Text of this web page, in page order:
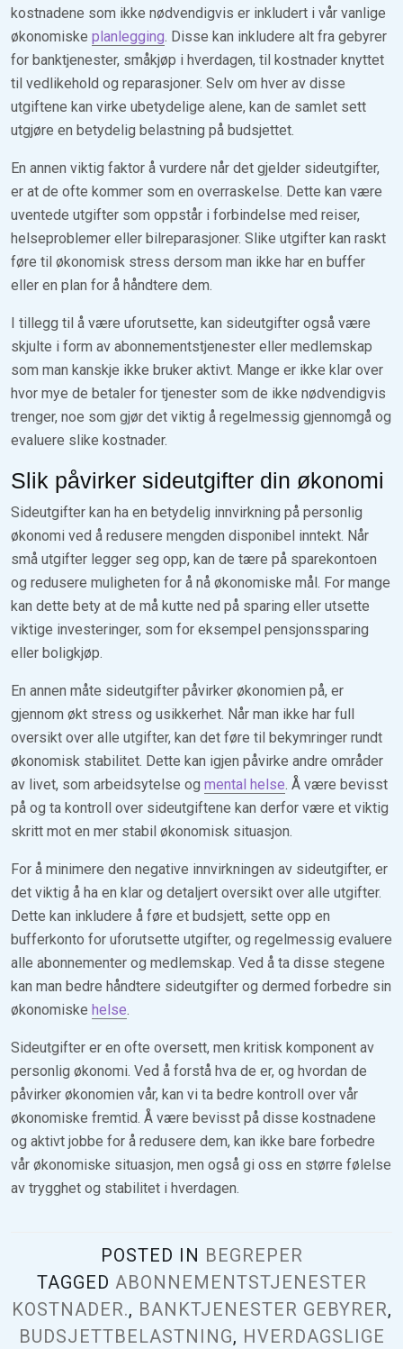
kostnadene som ikke nødvendigvis er inkludert i vår vanlige
økonomiske planlegging. Disse kan inkludere alt fra gebyrer
for banktjenester, småkjøp i hverdagen, til kostnader knyttet
til vedlikehold og reparasjoner. Selv om hver av disse
utgiftene kan virke ubetydelige alene, kan de samlet sett
utgjøre en betydelig belastning på budsjettet.
En annen viktig faktor å vurdere når det gjelder sideutgifter,
er at de ofte kommer som en overraskelse. Dette kan være
uventede utgifter som oppstår i forbindelse med reiser,
helseproblemer eller bilreparasjoner. Slike utgifter kan raskt
føre til økonomisk stress dersom man ikke har en buffer
eller en plan for å håndtere dem.
I tillegg til å være uforutsette, kan sideutgifter også være
skjulte i form av abonnementstjenester eller medlemskap
som man kanskje ikke bruker aktivt. Mange er ikke klar over
hvor mye de betaler for tjenester som de ikke nødvendigvis
trenger, noe som gjør det viktig å regelmessig gjennomgå og
evaluere slike kostnader.
Slik påvirker sideutgifter din økonomi
Sideutgifter kan ha en betydelig innvirkning på personlig
økonomi ved å redusere mengden disponibel inntekt. Når
små utgifter legger seg opp, kan de tære på sparekontoen
og redusere muligheten for å nå økonomiske mål. For mange
kan dette bety at de må kutte ned på sparing eller utsette
viktige investeringer, som for eksempel pensjonssparing
eller boligkjøp.
En annen måte sideutgifter påvirker økonomien på, er
gjennom økt stress og usikkerhet. Når man ikke har full
oversikt over alle utgifter, kan det føre til bekymringer rundt
økonomisk stabilitet. Dette kan igjen påvirke andre områder
av livet, som arbeidsytelse og mental helse. Å være bevisst
på og ta kontroll over sideutgiftene kan derfor være et viktig
skritt mot en mer stabil økonomisk situasjon.
For å minimere den negative innvirkningen av sideutgifter, er
det viktig å ha en klar og detaljert oversikt over alle utgifter.
Dette kan inkludere å føre et budsjett, sette opp en
bufferkonto for uforutsette utgifter, og regelmessig evaluere
alle abonnementer og medlemskap. Ved å ta disse stegene
kan man bedre håndtere sideutgifter og dermed forbedre sin
økonomiske helse.
Sideutgifter er en ofte oversett, men kritisk komponent av
personlig økonomi. Ved å forstå hva de er, og hvordan de
påvirker økonomien vår, kan vi ta bedre kontroll over vår
økonomiske fremtid. Å være bevisst på disse kostnadene
og aktivt jobbe for å redusere dem, kan ikke bare forbedre
vår økonomiske situasjon, men også gi oss en større følelse
av trygghet og stabilitet i hverdagen.
POSTED IN BEGREPER
TAGGED ABONNEMENTSTJENESTER
KOSTNADER., BANKTJENESTER GEBYRER,
BUDSJETTBELASTNING, HVERDAGSLIGE